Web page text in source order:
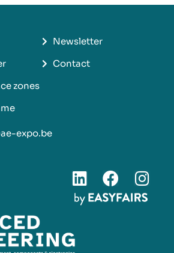
zones
Newsletter
Contact
expo.be